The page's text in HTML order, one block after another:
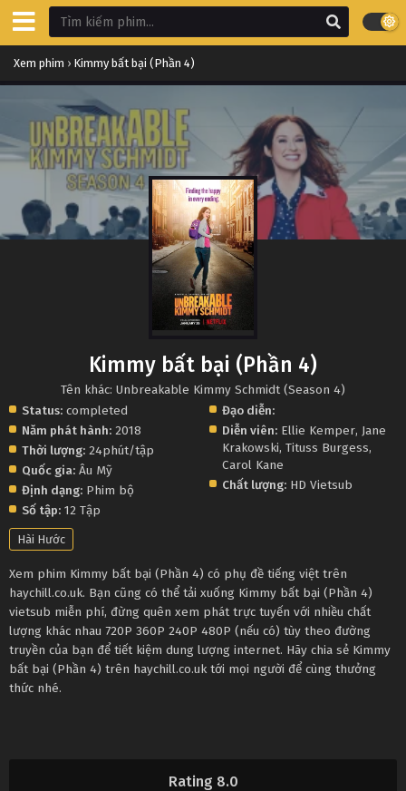
Xem phim › Kimmy bất bại (Phần 4)
Rating 8.0
Kimmy bất bại (Phần 4)
Tên khác: Unbreakable Kimmy Schmidt (Season 4)
Status: completed
Năm phát hành: 2018
Thời lượng: 24phút/tập
Quốc gia: Âu Mỹ
Định dạng: Phim bộ
Số tập: 12 Tập
Đạo diễn:
Diễn viên: Ellie Kemper, Jane
Krakowski,Tituss Burgess,
Carol Kane
Chất lượng: HD Vietsub
Hài Hước
Xem phim Kimmy bất bại (Phần 4) có phụ đề tiếng việt trên
haychill.co.uk. Bạn cũng có thể tải xuống Kimmy bất bại (Phần 4)
vietsub miễn phí, đừng quên xem phát trực tuyến với nhiều chất
lượng khác nhau 720P 360P 240P 480P (nếu có) tùy theo đường
truyền của bạn để tiết kiệm dung lượng internet. Hãy chia sẻ Kimmy
bất bại (Phần 4) trên haychill.co.uk tới mọi người để cùng thưởng
thức nhé.